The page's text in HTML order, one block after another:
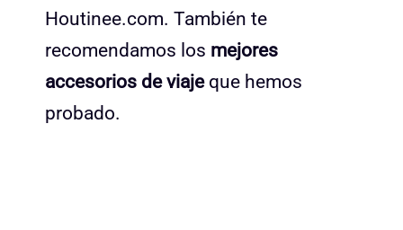
Houtinee.com. También te
recomendamos los mejores
accesorios de viajeque hemos
probado.